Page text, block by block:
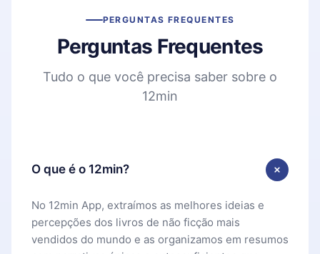
PERGUNTAS FREQUENTES
Perguntas Frequentes
Tudo o que você precisa saber sobre o
12min
O que é o 12min?
No 12min App, extraímos as melhores ideias e
percepções dos livros de não ficção mais
vendidos do mundo e as organizamos em resumos